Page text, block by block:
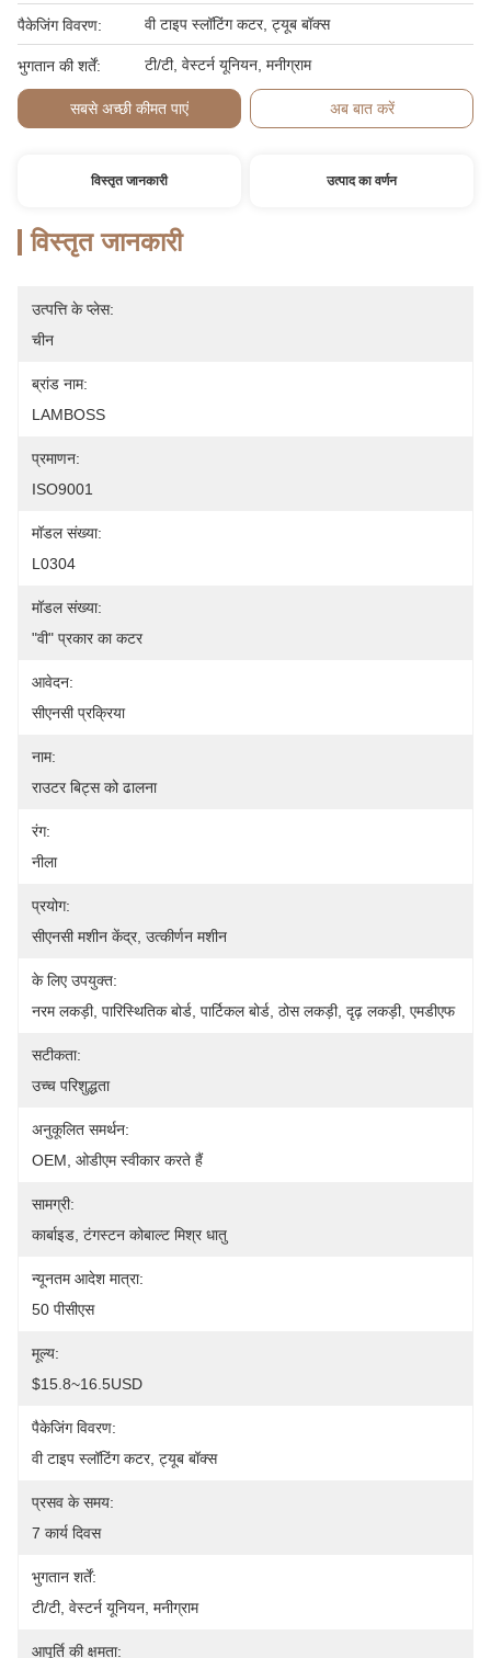
पैकेजिंग विवरण: वी टाइप स्लॉटिंग कटर, ट्यूब बॉक्स
भुगतान की शर्तें: टी/टी, वेस्टर्न यूनियन, मनीग्राम
सबसे अच्छी कीमत पाएं अब बात करें
विस्तृत जानकारी उत्पाद का वर्णन
विस्तृत जानकारी
उत्पत्ति के प्लेस:
चीन
ब्रांड नाम:
LAMBOSS
प्रमाणन:
ISO9001
मॉडल संख्या:
L0304
मॉडल संख्या:
"वी" प्रकार का कटर
आवेदन:
सीएनसी प्रक्रिया
नाम:
राउटर बिट्स को ढालना
रंग:
नीला
प्रयोग:
सीएनसी मशीन केंद्र, उत्कीर्णन मशीन
के लिए उपयुक्त:
नरम लकड़ी, पारिस्थितिक बोर्ड, पार्टिकल बोर्ड, ठोस लकड़ी, दृढ़ लकड़ी, एमडीएफ
सटीकता:
उच्च परिशुद्धता
अनुकूलित समर्थन:
OEM, ओडीएम स्वीकार करते हैं
सामग्री:
कार्बाइड, टंगस्टन कोबाल्ट मिश्र धातु
न्यूनतम आदेश मात्रा:
50 पीसीएस
मूल्य:
$15.8~16.5USD
पैकेजिंग विवरण:
वी टाइप स्लॉटिंग कटर, ट्यूब बॉक्स
प्रसव के समय:
7 कार्य दिवस
भुगतान शर्तें:
टी/टी, वेस्टर्न यूनियन, मनीग्राम
आपूर्ति की क्षमता: